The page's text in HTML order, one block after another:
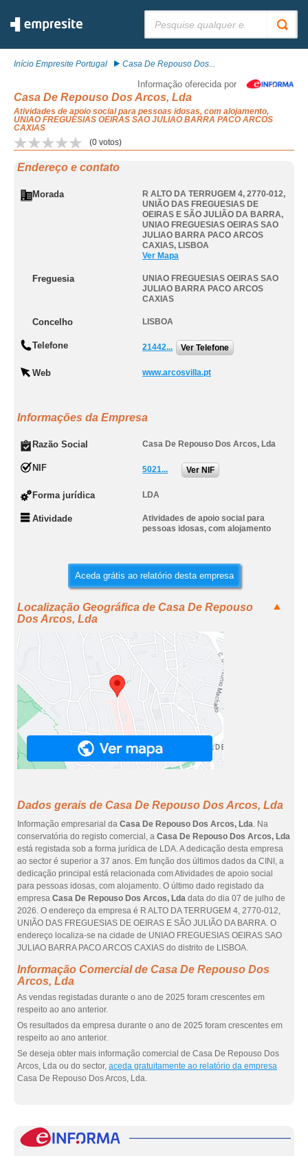
Início Empresite Portugal Casa De Repouso Dos...
Informação oferecida por
Casa De Repouso Dos Arcos, Lda
Atividades de apoio social para pessoas idosas, com alojamento,
UNIAO FREGUESIAS OEIRAS SAO JULIAO BARRA PACO ARCOS
CAXIAS
(0 votos)
Endereço e contato
Morada
R ALTO DA TERRUGEM 4, 2770-012,
UNIÃO DAS FREGUESIAS DE
OEIRAS E SÃO JULIÃO DA BARRA,
UNIAO FREGUESIAS OEIRAS SAO
JULIAO BARRA PACO ARCOS
CAXIAS, LISBOA
Ver Mapa
Freguesia
UNIAO FREGUESIAS OEIRAS SAO
JULIAO BARRA PACO ARCOS
CAXIAS
Concelho LISBOA
Telefone 21442... Ver Telefone
Web www.arcosvilla.pt
Informações da Empresa
Razão Social Casa De Repouso Dos Arcos, Lda
NIF 5021... Ver NIF
Forma jurídica LDA
Atividade
Atividades de apoio social para
pessoas idosas, com alojamento
Aceda grátis ao relatório desta empresa
Localização Geográfica de Casa De Repouso
Dos Arcos, Lda
Dados gerais de Casa De Repouso Dos Arcos, Lda
Informação empresarial da Casa De Repouso Dos Arcos, Lda. Na
conservatória do registo comercial, a Casa De Repouso Dos Arcos, Lda
está registada sob a forma jurídica de LDA. A dedicação desta empresa
ao sector é superior a 37 anos. Em função dos últimos dados da CINI, a
dedicação principal está relacionada com Atividades de apoio social
para pessoas idosas, com alojamento. O último dado registado da
empresa Casa De Repouso Dos Arcos, Lda data do dia 07 de julho de
2026. O endereço da empresa é R ALTO DA TERRUGEM 4, 2770-012,
UNIÃO DAS FREGUESIAS DE OEIRAS E SÃO JULIÃO DA BARRA. O
endereço localiza-se na cidade de UNIAO FREGUESIAS OEIRAS SAO
JULIAO BARRA PACO ARCOS CAXIAS do distrito de LISBOA.
Informação Comercial de Casa De Repouso Dos
Arcos, Lda
As vendas registadas durante o ano de 2025 foram crescentes em
respeito ao ano anterior.
Os resultados da empresa durante o ano de 2025 foram crescentes em
respeito ao ano anterior.
Se deseja obter mais informação comercial de Casa De Repouso Dos
Arcos, Lda ou do sector, aceda gratuitamente ao relatório da empresa
Casa De Repouso Dos Arcos, Lda.